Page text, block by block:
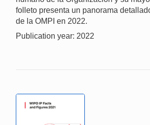
folleto presenta un panorama
de la OMPI en 2022.
Publication year: 2022